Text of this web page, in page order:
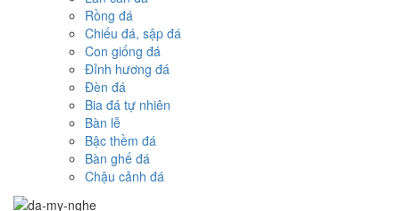
Rồng đá
Chiếu đá, sập đá
Con giống đá
Đỉnh hương đá
Đèn đá
Bia đá tự nhiên
Bàn lễ
Bậc thềm đá
Bàn ghế đá
Chậu cảnh đá